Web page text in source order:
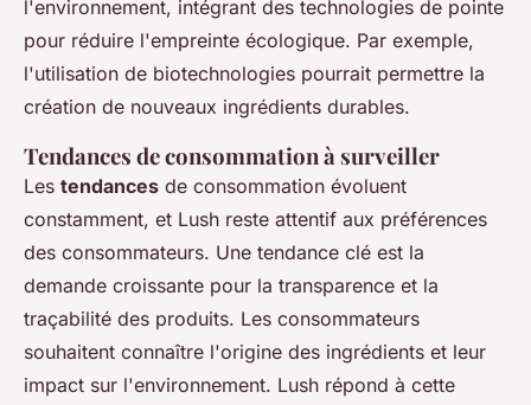
l'environnement, intégrant des technologies de pointe
pour réduire l'empreinte écologique. Par exemple,
l'utilisation de biotechnologies pourrait permettre la
création de nouveaux ingrédients durables.
Tendances de consommation à surveiller
Les tendances de consommation évoluent
constamment, et Lush reste attentif aux préférences
des consommateurs. Une tendance clé est la
demande croissante pour la transparence et la
traçabilité des produits. Les consommateurs
souhaitent connaître l'origine des ingrédients et leur
impact sur l'environnement. Lush répond à cette